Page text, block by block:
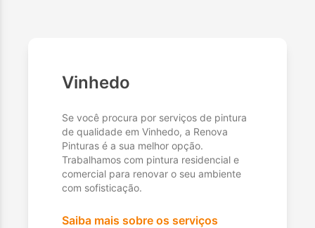
Vinhedo
Se você procura por serviços de pintura
de qualidade em Vinhedo, a Renova
Pinturas é a sua melhor opção.
Trabalhamos com pintura residencial e
comercial para renovar o seu ambiente
com sofisticação.
Saiba mais sobre os serviços